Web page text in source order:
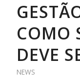
COMO
DEVE
NEWS